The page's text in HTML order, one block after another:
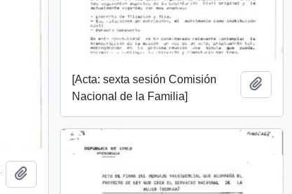
[Acta: sexta sesión Comisión
Nacional de la Familia]
Add
Add to clipboard